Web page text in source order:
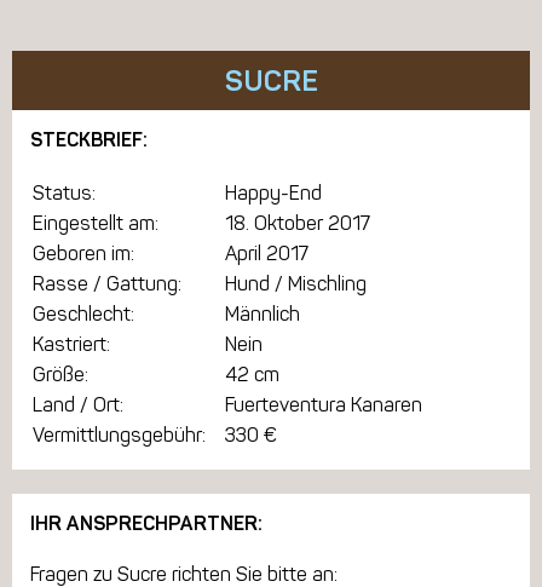
SUCRE
STECKBRIEF:
Status:
Happy-End
Eingestellt am:
18. Oktober 2017
Geboren im:
April 2017
Rasse / Gattung:
Hund / Mischling
Geschlecht:
Männlich
Kastriert:
Nein
Größe:
42 cm
Land / Ort:
Fuerteventura Kanaren
Vermittlungsgebühr:
330 €
IHR ANSPRECHPARTNER:
Fragen zu Sucre richten Sie bitte an: